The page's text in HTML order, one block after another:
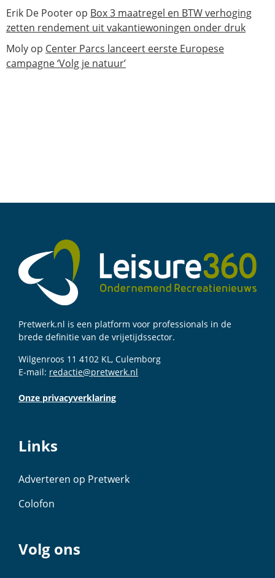
Erik De Pooter op Box 3 maatregel en BTW verhoging
zetten rendement uit vakantiewoningen onder druk
Moly op Center Parcs lanceert eerste Europese
campagne ‘Volg je natuur’
Pretwerk.nl is een platform voor professionals in de
brede definitie van de vrijetijdssector.
Wilgenroos 11 4102 KL, Culemborg
E-mail: redactie@pretwerk.nl
Onze privacyverklaring
Links
Adverteren op Pretwerk
Colofon
Volg ons